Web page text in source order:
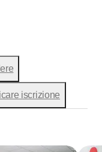
iscrizione